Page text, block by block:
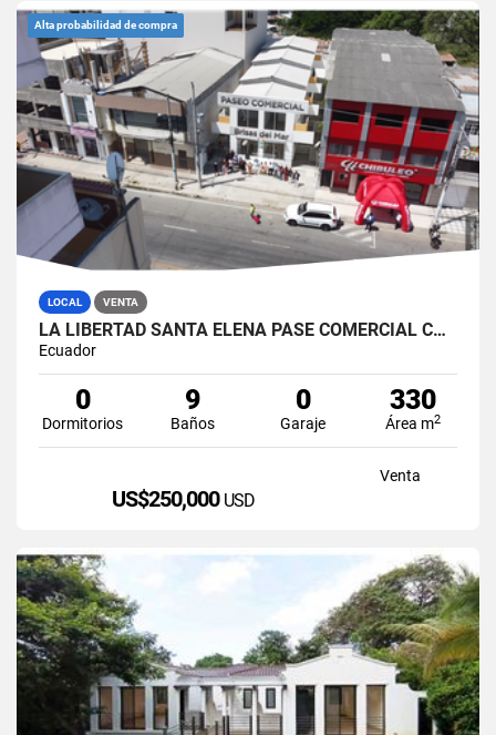
Alta probabilidad de compra
LOCAL VENTA
LA LIBERTAD SANTA ELENA PASE COMERCIAL CON 8 LOCALES EN VENTA
Ecuador
0
Dormitorios
9
Baños
0
Garaje
330
Área m2
Venta
US$250,000 USD